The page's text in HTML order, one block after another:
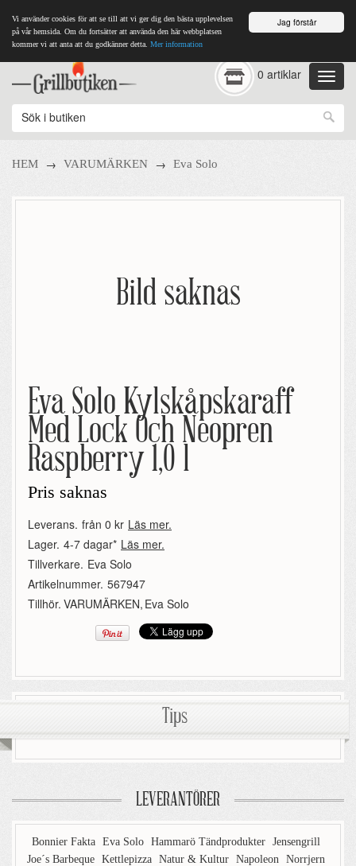
Jag förstår
Vi använder cookies för att se till att vi ger dig den bästa upplevelsen
på vår hemsida. Om du fortsätter att använda den här webbplatsen
kommer vi att anta att du godkänner detta. Mer information
0 artiklar
HEM → VARUMÄRKEN → Eva Solo
Bild saknas
Eva Solo Kylskåpskaraff
Med Lock Och Neopren
Raspberry 1,0 l
Pris saknas
Leverans. från 0 kr Läs mer.
Lager. 4-7 dagar* Läs mer.
Tillverkare. Eva Solo
Artikelnummer. 567947
Tillhör. VARUMÄRKEN, Eva Solo
Tips
LEVERANTÖRER
Bonnier Fakta Eva Solo Hammarö Tändprodukter Jensengrill
Joe´s Barbeque Kettlepizza Natur & Kultur Napoleon Norrjern